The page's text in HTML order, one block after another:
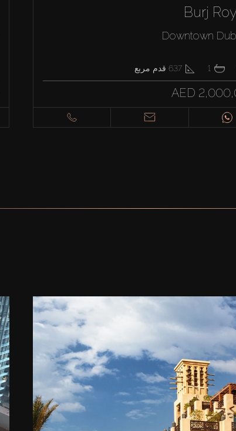
Burj
Downtown
1
637 قدم مربع
AED